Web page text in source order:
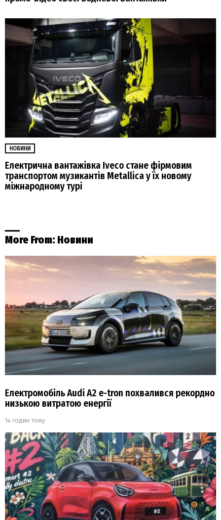
НОВИНИ
Електрична вантажівка Iveco стане фірмовим
транспортом музикантів Metallica у їх новому
міжнародному турі
More From: Новини
Електромобіль Audi A2 e-tron похвалився рекордно
низькою витратою енергії
14 годин тому